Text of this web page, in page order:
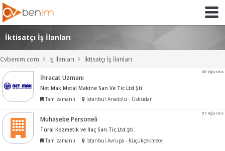
İktisatçı İş İlanları
Cvbenim.com İş İlanları İktisatçı İş İlanları
08 Ağustos
İhracat Uzmanı
Net Mak Metal Makine San Ve Tic Ltd Şti
Tam zamanlı
İstanbul Anadolu - Üsküdar
07 Ağustos
Muhasebe Personeli
Tural Kozmetik ve İlaç San.Tic.Ltd.Şti.
Tam zamanlı
İstanbul Avrupa - Küçükçekmece